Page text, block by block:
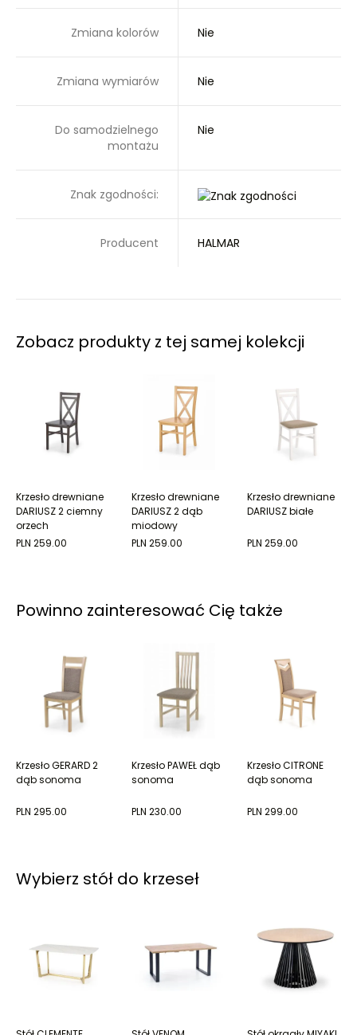
Zmiana kolorów Nie
Zmiana wymiarów Nie
Do samodzielnego
montażu
Nie
Znak zgodności:
Producent HALMAR
Zobacz produkty z tej samej kolekcji
PLN 259.00
Krzesło drewniane
DARIUSZ 2 ciemny
orzech
PLN 259.00
Krzesło drewniane
DARIUSZ 2 dąb
miodowy
PLN 259.00
Krzesło drewniane
DARIUSZ białe
Powinno zainteresować Cię także
PLN 295.00
Krzesło GERARD 2
dąb sonoma
PLN 230.00
Krzesło PAWEŁ dąb
sonoma
PLN 299.00
Krzesło CITRONE
dąb sonoma
Wybierz stół do krzeseł